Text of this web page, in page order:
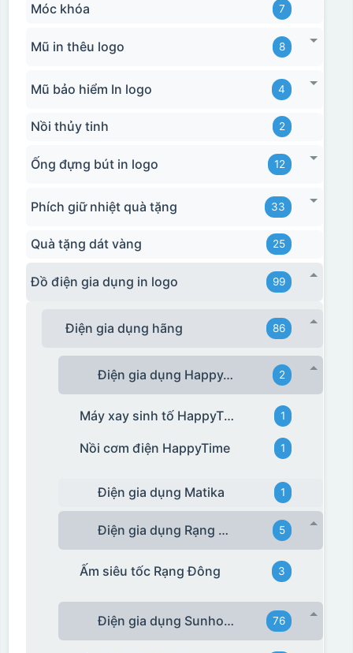
Móc khóa 7
Mũ in thêu logo 8
Mũ bảo hiểm In logo 4
Nồi thủy tinh 2
Ống đựng bút in logo 12
Phích giữ nhiệt quà tặng 33
Quà tặng dát vàng 25
Đồ điện gia dụng in logo 99
Điện gia dụng hãng 86
Điện gia dụng HappyTime 2
Máy xay sinh tố HappyTime 1
Nồi cơm điện HappyTime 1
Điện gia dụng Matika 1
Điện gia dụng Rạng Đông 5
Ấm siêu tốc Rạng Đông 3
Điện gia dụng Sunhouse 76